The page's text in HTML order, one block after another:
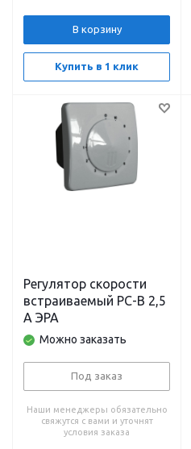
В корзину
Купить в 1 клик
Регулятор скорости
встраиваемый РС-В 2,5
А ЭРА
Можно заказать
Под заказ
Наши менеджеры обязательно
свяжутся с вами и уточнят
условия заказа